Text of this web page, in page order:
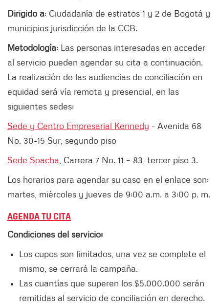
Dirigido a: Ciudadanía de estratos 1 y 2 de Bogotá y
municipios jurisdicción de la CCB.
Metodología: Las personas interesadas en acceder
al servicio pueden agendar su cita a continuación.
La realización de las audiencias de conciliación en
equidad será vía remota y presencial, en las
siguientes sedes:
Sede y Centro Empresarial Kennedy - Avenida 68
No. 30-15 Sur, segundo piso
Sede Soacha , Carrera 7 No. 11 – 83, tercer piso 3.
Los horarios para agendar su caso en el enlace son:
martes, miércoles y jueves de 9:00 a.m. a 3:00 p. m.
AGENDA TU CITA
Condiciones del servicio:
Los cupos son limitados, una vez se complete el
mismo, se cerrará la campaña.
Las cuantías que superen los $5.000.000 serán
remitidas al servicio de conciliación en derecho.